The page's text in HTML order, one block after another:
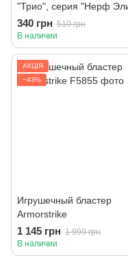
"Трио", серия "Нерф
2.0"
340 грн 510 грн
В наличии
АКЦІЯ
−43%
Игрушечный бластер
Armorstrike
1 145 грн 1 999 грн
В наличии